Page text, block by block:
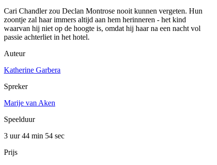
Cari Chandler zou Declan Montrose nooit kunnen vergeten. Hun
zoontje zal haar immers altijd aan hem herinneren - het kind
waarvan hij niet op de hoogte is, omdat hij haar na een nacht vol
passie achterliet in het hotel.
Auteur
Katherine Garbera
Spreker
Marije van Aken
Speelduur
3 uur 44 min 54 sec
Prijs